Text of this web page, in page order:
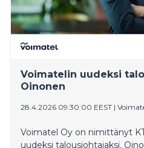
Voimatelin uudeksi
Oinonen
28.4.2026 09:30:00 EEST |
Voimatel Oy on nimittänyt
uudeksi talousjohtajaksi.